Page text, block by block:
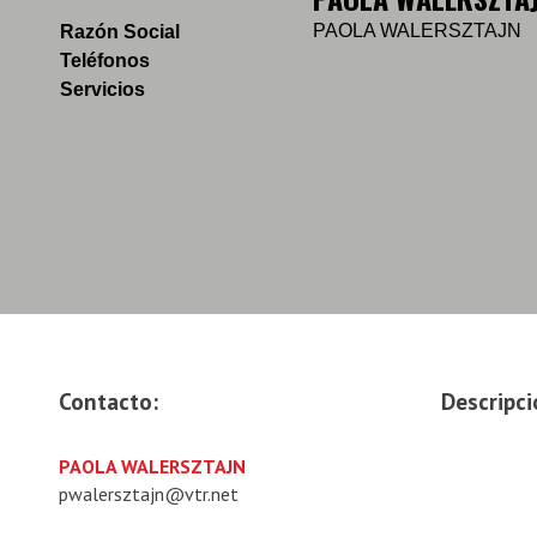
Razón Social
PAOLA WALERSZTAJN
Teléfonos
Servicios
Contacto:
PAOLA WALERSZTAJN
pwalersztajn@vtr.net